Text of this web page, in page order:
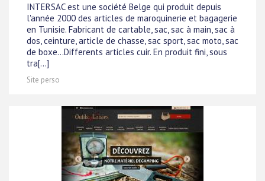
INTERSAC est une société Belge qui produit depuis
l'année 2000 des articles de maroquinerie et bagagerie
en Tunisie. Fabricant de cartable, sac, sac à main, sac à
dos, ceinture, article de chasse, sac sport, sac moto, sac
de boxe...Differents articles cuir. En produit fini, sous
tra[...]
Site perso